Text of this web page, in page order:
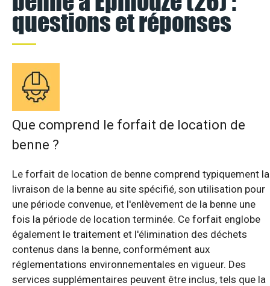
questions et réponses
Que comprend le forfait de location de
benne ?
Le forfait de location de benne comprend typiquement la
livraison de la benne au site spécifié, son utilisation pour
une période convenue, et l'enlèvement de la benne une
fois la période de location terminée. Ce forfait englobe
également le traitement et l'élimination des déchets
contenus dans la benne, conformément aux
réglementations environnementales en vigueur. Des
services supplémentaires peuvent être inclus, tels que la